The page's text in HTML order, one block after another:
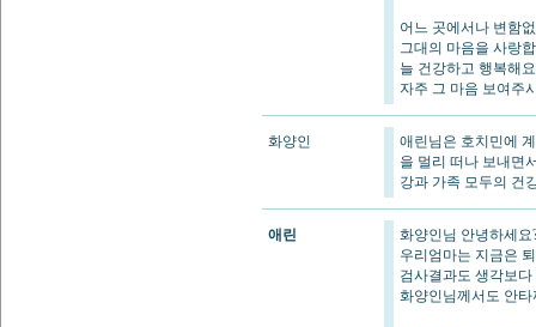
어느 곳에서나 변함
그대의 마음을 사랑
늘 건강하고 행복해
자주 그 마음 보여주
화양인
애린님은 호치민에
을 멀리 떠나 보내면
강과 가족 모두의 건
애린
화양인님 안녕하세요
우리엄마는 지금은
검사결과도 생각보
화양인님께서도 안